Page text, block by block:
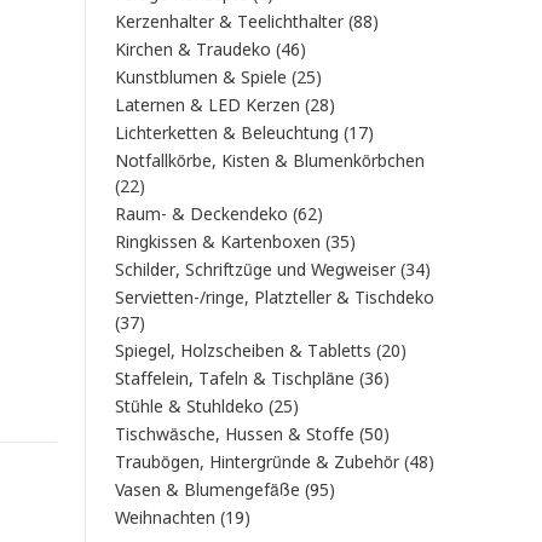
Produkt
Kerzenhalter & Teelichthalter 8888
Kirchen & Traudeko 4646
Produkte
Kunstblumen & Spiele 2525
Produkte
Laternen & LED Kerzen 2828
Produkte
Lichterketten & Beleuchtung 1717
Produkte
Notfallkörbe, Kisten & Blumenkörbchen
2222
Produkte
Raum- & Deckendeko 6262
Produkte
Ringkissen & Kartenboxen 3535
Produkte
Schilder, Schriftzüge und Wegweiser 3434
Produkte
Servietten-/ringe, Platzteller & Tischdeko
3737
Produkte
Spiegel, Holzscheiben & Tabletts 2020
Staffelein, Tafeln & Tischpläne 3636
Stühle & Stuhldeko 2525
Produkte
Tischwäsche, Hussen & Stoffe 5050
Produkte
Traubögen, Hintergründe & Zubehör 4848
Vasen & Blumengefäße 9595
Weihnachten 1919